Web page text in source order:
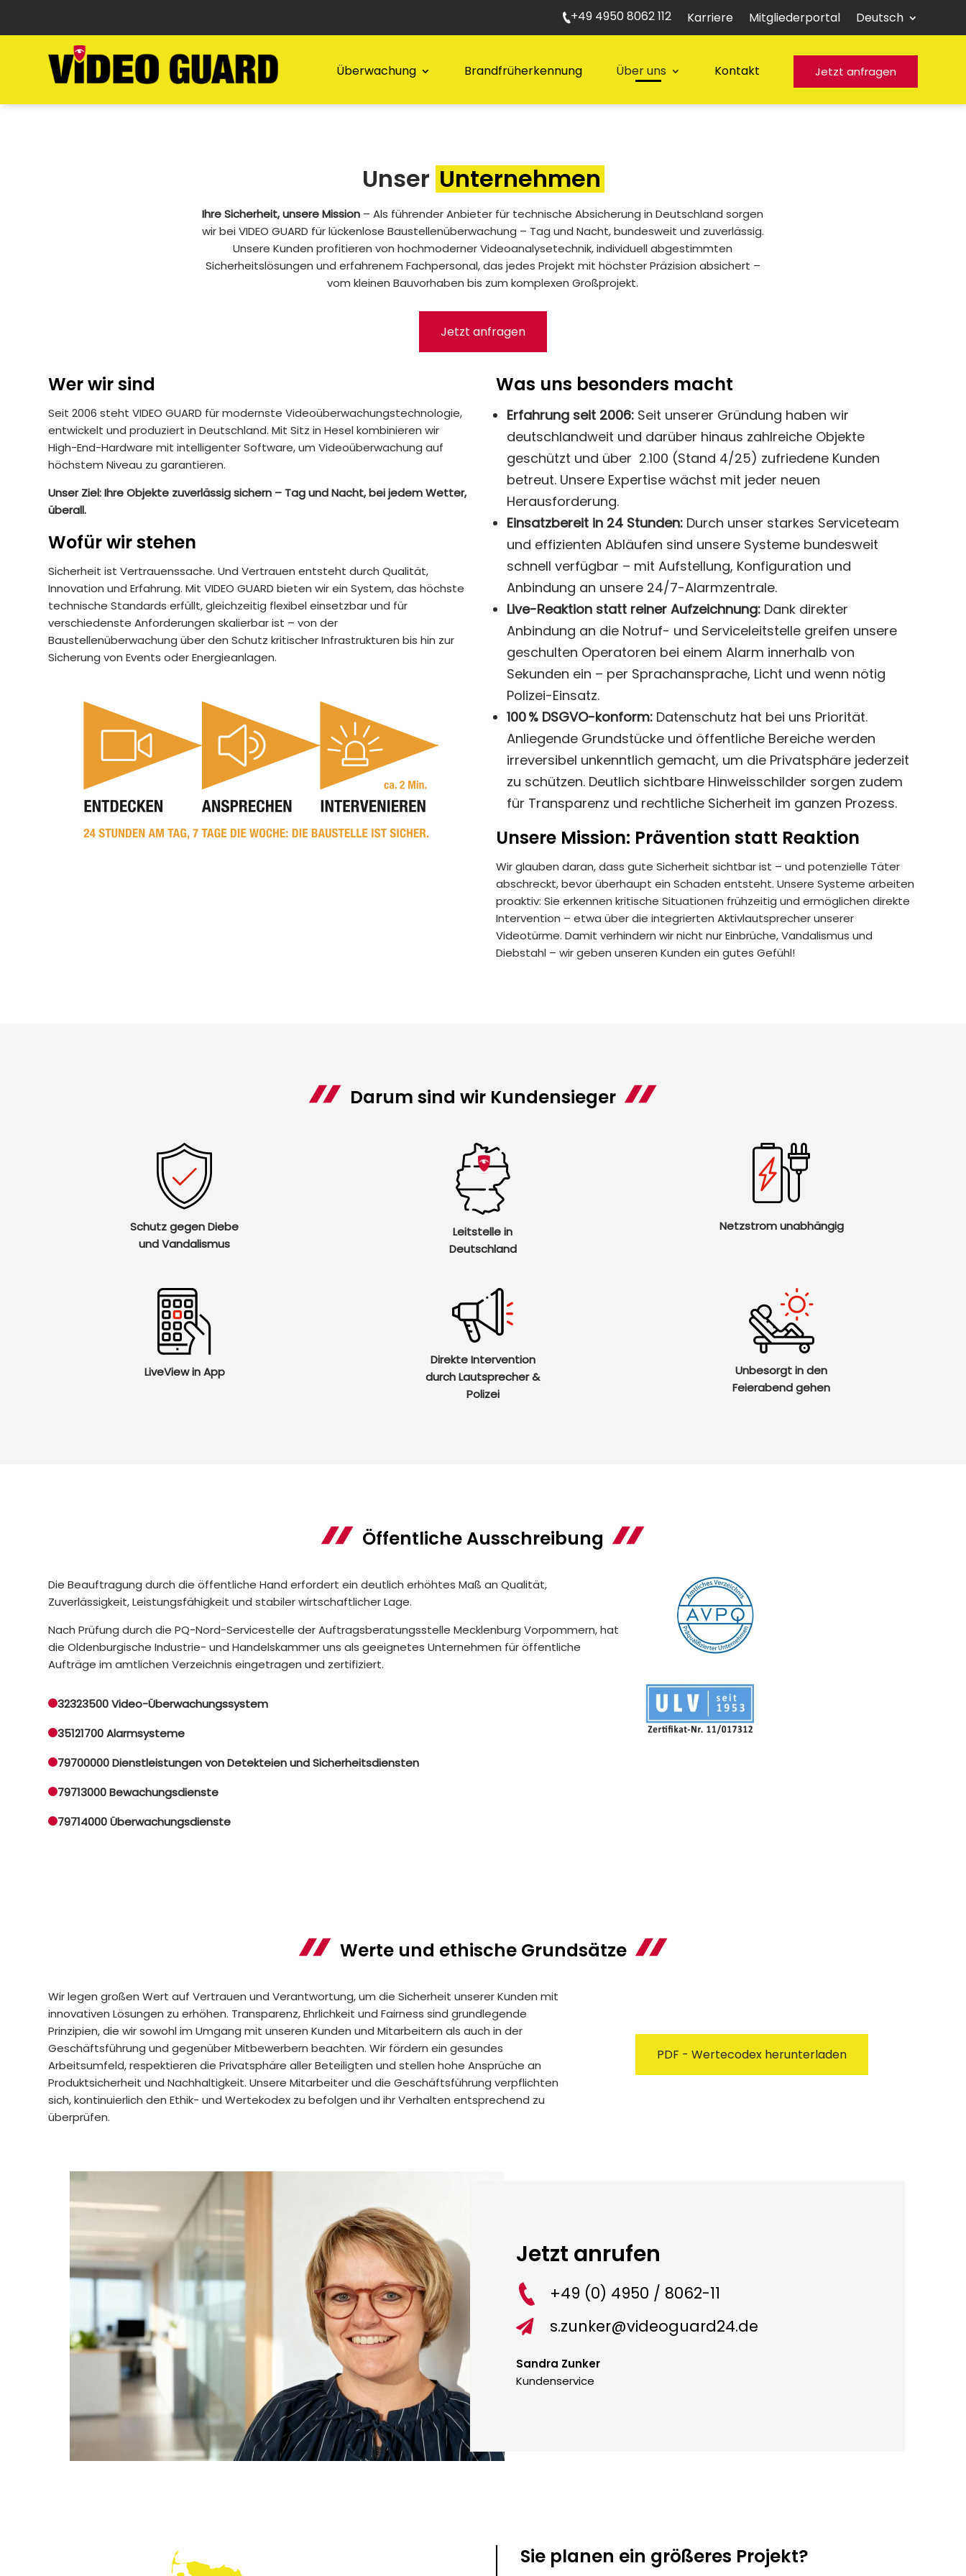
+49 4950 8062 112 Karriere Mitgliederportal Deutsch
Überwachung Brandfrüherkennung Über uns Kontakt Jetzt anfragen
Unser Unternehmen
Ihre Sicherheit, unsere Mission – Als führender Anbieter für technische Absicherung in Deutschland sorgen
wir bei VIDEO GUARD für lückenlose Baustellenüberwachung – Tag und Nacht, bundesweit und zuverlässig.
Unsere Kunden profitieren von hochmoderner Videoanalysetechnik, individuell abgestimmten
Sicherheitslösungen und erfahrenem Fachpersonal, das jedes Projekt mit höchster Präzision absichert –
vom kleinen Bauvorhaben bis zum komplexen Großprojekt.
Jetzt anfragen
Wer wir sind
Seit 2006 steht VIDEO GUARD für modernste Videoüberwachungstechnologie,
entwickelt und produziert in Deutschland. Mit Sitz in Hesel kombinieren wir
High-End-Hardware mit intelligenter Software, um Videoüberwachung auf
höchstem Niveau zu garantieren.
Unser Ziel: Ihre Objekte zuverlässig sichern – Tag und Nacht, bei jedem Wetter,
überall.
Wofür wir stehen
Sicherheit ist Vertrauenssache. Und Vertrauen entsteht durch Qualität,
Innovation und Erfahrung. Mit VIDEO GUARD bieten wir ein System, das höchste
technische Standards erfüllt, gleichzeitig flexibel einsetzbar und für
verschiedenste Anforderungen skalierbar ist – von der
Baustellenüberwachung über den Schutz kritischer Infrastrukturen bis hin zur
Sicherung von Events oder Energieanlagen.
Was uns besonders macht
Erfahrung seit 2006: Seit unserer Gründung haben wir
deutschlandweit und darüber hinaus zahlreiche Objekte
geschützt und über 2.100 (Stand 4/25) zufriedene Kunden
betreut. Unsere Expertise wächst mit jeder neuen
Herausforderung.
Einsatzbereit in 24 Stunden: Durch unser starkes Serviceteam
und effizienten Abläufen sind unsere Systeme bundesweit
schnell verfügbar – mit Aufstellung, Konfiguration und
Anbindung an unsere 24/7-Alarmzentrale.
Live-Reaktion statt reiner Aufzeichnung: Dank direkter
Anbindung an die Notruf- und Serviceleitstelle greifen unsere
geschulten Operatoren bei einem Alarm innerhalb von
Sekunden ein – per Sprachansprache, Licht und wenn nötig
Polizei-Einsatz.
100 % DSGVO-konform: Datenschutz hat bei uns Priorität.
Anliegende Grundstücke und öffentliche Bereiche werden
irreversibel unkenntlich gemacht, um die Privatsphäre jederzeit
zu schützen. Deutlich sichtbare Hinweisschilder sorgen zudem
für Transparenz und rechtliche Sicherheit im ganzen Prozess.
Unsere Mission: Prävention statt Reaktion
Wir glauben daran, dass gute Sicherheit sichtbar ist – und potenzielle Täter
abschreckt, bevor überhaupt ein Schaden entsteht. Unsere Systeme arbeiten
proaktiv: Sie erkennen kritische Situationen frühzeitig und ermöglichen direkte
Intervention – etwa über die integrierten Aktivlautsprecher unserer
Videotürme. Damit verhindern wir nicht nur Einbrüche, Vandalismus und
Diebstahl – wir geben unseren Kunden ein gutes Gefühl!
Darum sind wir Kundensieger
Schutz gegen Diebe
und Vandalismus
Leitstelle in
Deutschland
Netzstrom unabhängig
LiveView in App
Direkte Intervention
durch Lautsprecher &
Polizei
Unbesorgt in den
Feierabend gehen
Öffentliche Ausschreibung
Die Beauftragung durch die öffentliche Hand erfordert ein deutlich erhöhtes Maß an Qualität,
Zuverlässigkeit, Leistungsfähigkeit und stabiler wirtschaftlicher Lage.
Nach Prüfung durch die PQ-Nord-Servicestelle der Auftragsberatungsstelle Mecklenburg Vorpommern, hat
die Oldenburgische Industrie- und Handelskammer uns als geeignetes Unternehmen für öffentliche
Aufträge im amtlichen Verzeichnis eingetragen und zertifiziert.
32323500 Video-Überwachungssystem
35121700 Alarmsysteme
79700000 Dienstleistungen von Detekteien und Sicherheitsdiensten
79713000 Bewachungsdienste
79714000 Überwachungsdienste
Werte und ethische Grundsätze
Wir legen großen Wert auf Vertrauen und Verantwortung, um die Sicherheit unserer Kunden mit
innovativen Lösungen zu erhöhen. Transparenz, Ehrlichkeit und Fairness sind grundlegende
Prinzipien, die wir sowohl im Umgang mit unseren Kunden und Mitarbeitern als auch in der
Geschäftsführung und gegenüber Mitbewerbern beachten. Wir fördern ein gesundes
Arbeitsumfeld, respektieren die Privatsphäre aller Beteiligten und stellen hohe Ansprüche an
Produktsicherheit und Nachhaltigkeit. Unsere Mitarbeiter und die Geschäftsführung verpflichten
sich, kontinuierlich den Ethik- und Wertekodex zu befolgen und ihr Verhalten entsprechend zu
überprüfen.
PDF - Wertecodex herunterladen
Jetzt anrufen
+49 (0) 4950 / 8062-11
 s.zunker@videoguard24.de
Sandra Zunker
Kundenservice
Sie planen ein größeres Projekt?